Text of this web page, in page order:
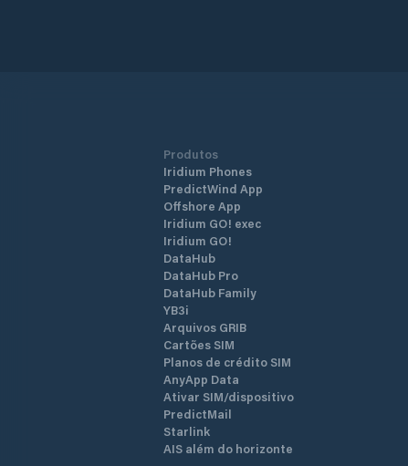
Produtos
Iridium Phones
PredictWind App
Offshore App
Iridium GO! exec
Iridium GO!
DataHub
DataHub Pro
DataHub Family
YB3i
Arquivos GRIB
Cartões SIM
Planos de crédito SIM
AnyApp Data
Ativar SIM/dispositivo
PredictMail
Starlink
AIS além do horizonte